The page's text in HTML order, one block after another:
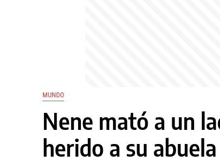
MUNDO
Nene mató a un
herido a su abuela